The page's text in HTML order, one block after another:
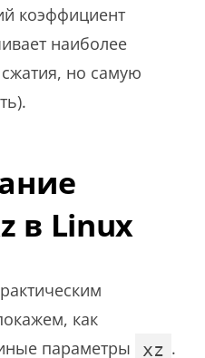
коэффициент
наиболее
но самую
в Linux
как
параметры
xz .